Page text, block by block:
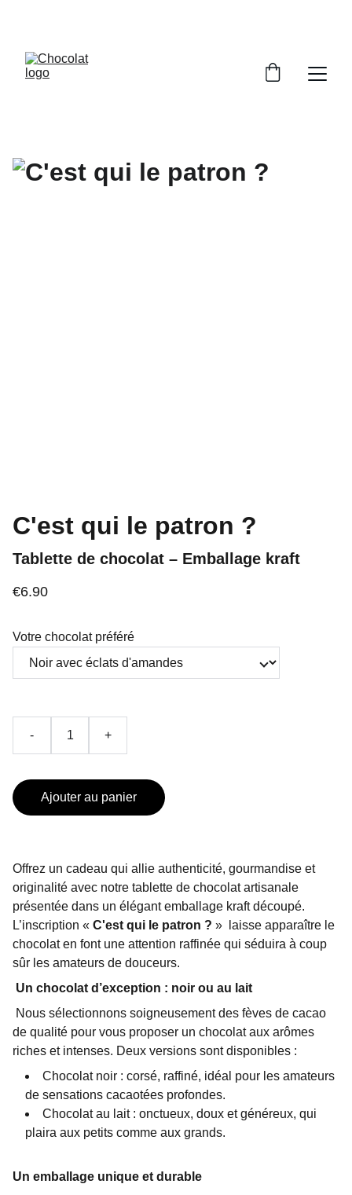
C'est qui le patron ?
Tablette de chocolat – Emballage kraft
€6.90
Votre chocolat préféré
- +
Ajouter au panier
Offrez un cadeau qui allie authenticité, gourmandise et
originalité avec notre tablette de chocolat artisanale
présentée dans un élégant emballage kraft découpé.
L’inscription « C'est qui le patron ? »
laisse apparaître le
chocolat en font une attention raffinée qui séduira à coup
sûr les amateurs de douceurs.
Un chocolat d’exception : noir ou au lait
Nous sélectionnons soigneusement des fèves de cacao
de qualité pour vous proposer un chocolat aux arômes
riches et intenses. Deux versions sont disponibles :
Chocolat noir : corsé, raffiné, idéal pour les amateurs
de sensations cacaotées profondes.
Chocolat au lait : onctueux, doux et généreux, qui
plaira aux petits comme aux grands.
Un emballage unique et durable